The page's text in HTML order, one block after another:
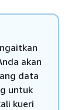
akan
data
untuk
kueri